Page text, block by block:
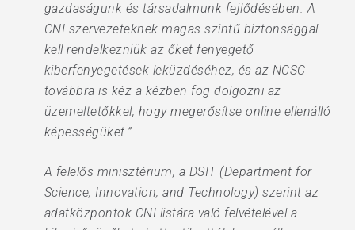
gazdaságunk és társadalmunk fejlődésében. A
CNI-szervezeteknek magas szintű biztonsággal
kell rendelkezniük az őket fenyegető
kiberfenyegetések leküzdéséhez, és az NCSC
továbbra is kéz a kézben fog dolgozni az
üzemeltetőkkel, hogy megerősítse online ellenálló
képességüket.”
A felelős minisztérium, a DSIT (Department for
Science, Innovation, and Technology) szerint az
adatközpontok CNI-listára való felvételével a